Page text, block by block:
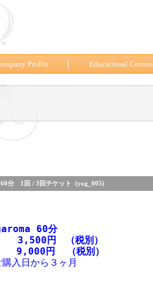
Profile Educational
60分 1回 / 3回チケット (yog_005)
60分
　3,500円　（税別）
9,000円  （税別）
入日から３ヶ月